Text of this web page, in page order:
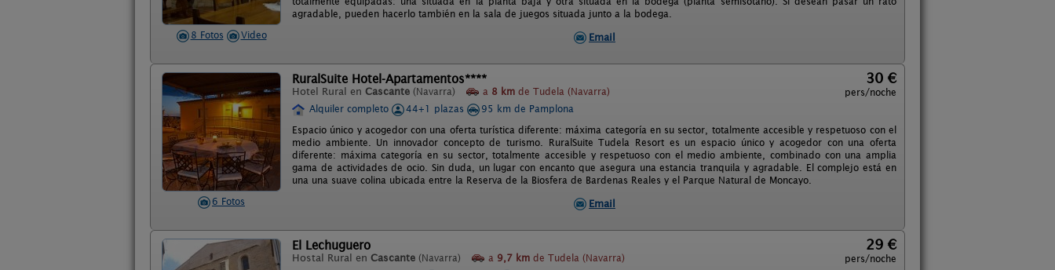
8 Fotos Video
agradable, pueden hacerlo también en la sala de juegos situada junto a la bodega.
Email
6 Fotos
RuralSuite Hotel-Apartamentos****
Hotel Rural en Cascante (Navarra) a 8 km de Tudela (Navarra)
30 €
pers/noche
Alquiler completo
44+1 plazas
95 km de Pamplona
Espacio único y acogedor con una oferta turística diferente: máxima categoría en su sector, totalmente accesible y respetuoso con el
medio ambiente. Un innovador concepto de turismo. RuralSuite Tudela Resort es un espacio único y acogedor con una oferta
diferente: máxima categoría en su sector, totalmente accesible y respetuoso con el medio ambiente, combinado con una amplia
gama de actividades de ocio. Sin duda, un lugar con encanto que asegura una estancia tranquila y agradable. El complejo está en
una una suave colina ubicada entre la Reserva de la Biosfera de Bardenas Reales y el Parque Natural de Moncayo.
Email
El Lechuguero
Hostal Rural en Cascante (Navarra) a 9,7 km de Tudela (Navarra)
29 €
pers/noche